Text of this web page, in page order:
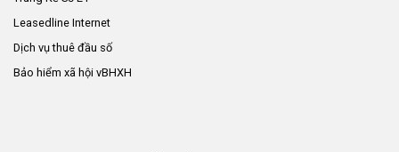
Leasedline Internet
Dịch vụ thuê đầu số
Bảo hiểm xã hội vBHXH